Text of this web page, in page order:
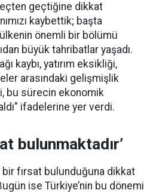
geçtiğine dikkat
kaybettik; başta
önemli bir bölümü
büyük tahribatlar yaşadı.
kaybı, yatırım eksikliği,
arasındaki gelişmişlik
bu sürecin ekonomik
ifadelerine yer verdi.
bulunmaktadır’
bir fırsat bulunduğuna dikkat
ise Türkiye’nin bu dönemi